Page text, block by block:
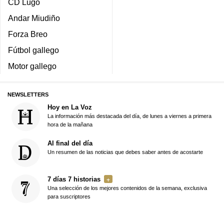
CD Lugo
Andar Miudiño
Forza Breo
Fútbol gallego
Motor gallego
NEWSLETTERS
Hoy en La Voz
La información más destacada del día, de lunes a viernes a primera
hora de la mañana
Al final del día
Un resumen de las noticias que debes saber antes de acostarte
7 días 7 historias
Una selección de los mejores contenidos de la semana, exclusiva
para suscriptores